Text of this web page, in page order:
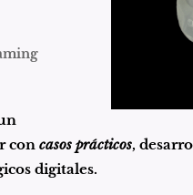
con casos prácticos,
digitales.